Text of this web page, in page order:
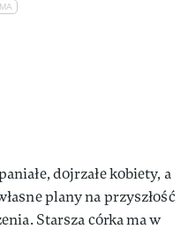
dojrzałe kobiety, a
plany na przyszłość
Starsza córka ma w